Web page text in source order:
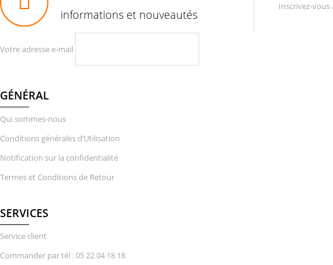
informations et nouveautés
Inscrivez-
Votre adresse e-mail
GÉNÉRAL
Qui sommes-nous
Conditions générales d’Utilisation
Notification sur la confidentialité
Termes et Conditions de Retour
SERVICES
Service client
Commander par tél : 05 22 04 18 18